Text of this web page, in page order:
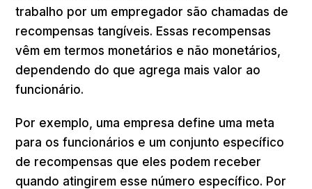
trabalho por um empregador são chamadas de
recompensas tangíveis. Essas recompensas
vêm em termos monetários e não monetários,
dependendo do que agrega mais valor ao
funcionário.
Por exemplo, uma empresa define uma meta
para os funcionários e um conjunto específico
de recompensas que eles podem receber
quando atingirem esse número específico. Por